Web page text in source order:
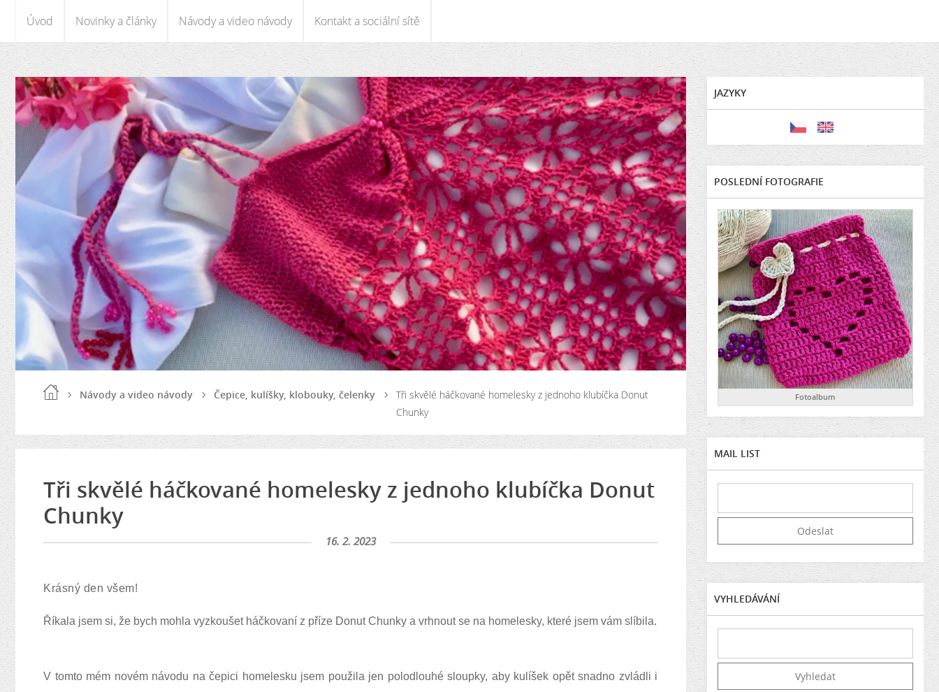
Úvod Novinky a články Návody a video návody Kontakt a sociální sítě
Návody a video návody Čepice, kulíšky, klobouky, čelenky
Tři skvělé háčkované homelesky z jednoho klubíčka Donut
Chunky
Tři skvělé háčkované homelesky z jednoho klubíčka Donut
Chunky
16. 2. 2023
Krásný den všem!
Říkala jsem si, že bych mohla vyzkoušet háčkovaní z příze Donut Chunky a vrhnout se na homelesky, které jsem vám slíbila.
V tomto mém novém návodu na čepici homelesku jsem použila jen polodlouhé sloupky, aby kulíšek opět snadno zvládli i
JAZYKY
POSLEDNÍ FOTOGRAFIE
Fotoalbum
MAIL LIST
VYHLEDÁVÁNÍ